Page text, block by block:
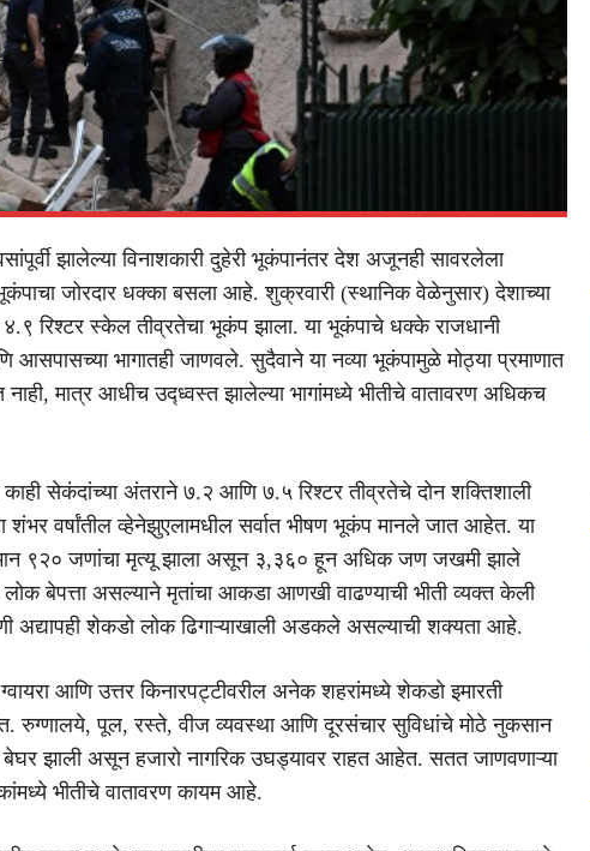
झालेल्या विनाशकारी दुहेरी भूकंपानंतर देश अजूनही सावरलेला
जोरदार धक्का बसला आहे. शुक्रवारी (स्थानिक वेळेनुसार) देशाच्या
रिश्टर स्केल तीव्रतेचा भूकंप झाला. या भूकंपाचे धक्के राजधानी
आसपासच्या भागातही जाणवले. सुदैवाने या नव्या भूकंपामुळे मोठ्या प्रमाणात
नाही, मात्र आधीच उद्ध्वस्त झालेल्या भागांमध्ये भीतीचे वातावरण अधिकच
काही सेकंदांच्या अंतराने ७.२ आणि ७.५ रिश्टर तीव्रतेचे दोन शक्तिशाली
वर्षांतील व्हेनेझुएलामधील सर्वात भीषण भूकंप मानले जात आहेत. या
९२० जणांचा मृत्यू झाला असून ३,३६० हून अधिक जण जखमी झाले
बेपत्ता असल्याने मृतांचा आकडा आणखी वाढण्याची भीती व्यक्त केली
अद्यापही शेकडो लोक ढिगाऱ्याखाली अडकले असल्याची शक्यता आहे.
आणि उत्तर किनारपट्टीवरील अनेक शहरांमध्ये शेकडो इमारती
रुग्णालये, पूल, रस्ते, वीज व्यवस्था आणि दूरसंचार सुविधांचे मोठे नुकसान
झाली असून हजारो नागरिक उघड्यावर राहत आहेत. सतत जाणवणाऱ्या
भीतीचे वातावरण कायम आहे.